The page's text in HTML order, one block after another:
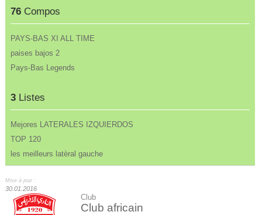
76 Compos
PAYS-BAS XI ALL TIME
paises bajos 2
Pays-Bas Legends
3 Listes
Mejores LATERALES IZQUIERDOS
TOP 120
les meilleurs latèral gauche
Mise à jour :
30.01.2016
Club
Club africain